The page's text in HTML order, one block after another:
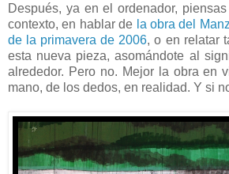
Después, ya en el ordenador,
contexto, en hablar de la obra del
de la primavera de 2006, o en relatar
esta nueva pieza, asomándote al
alrededor. Pero no. Mejor la obra en
mano, de los dedos, en realidad. Y si